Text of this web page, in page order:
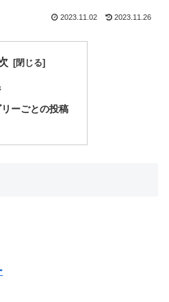
2023.11.02 2023.11.26
ーごとの投稿